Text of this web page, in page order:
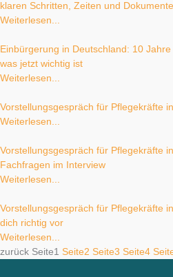
klaren Schritten, Zeiten und
Weiterlesen...
Einbürgerung in Deutschland: 10
was jetzt wichtig ist
Weiterlesen...
Vorstellungsgespräch für Pflegekräfte
Weiterlesen...
Vorstellungsgespräch für Pflegekräfte
Fachfragen im Interview
Weiterlesen...
Vorstellungsgespräch für Pflegekräfte
dich richtig vor
Weiterlesen...
zurück Seite1 Seite2 Seite3 Seite4